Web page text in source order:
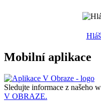
Mobilní aplikace
Sledujte informace z našeho
V OBRAZE.